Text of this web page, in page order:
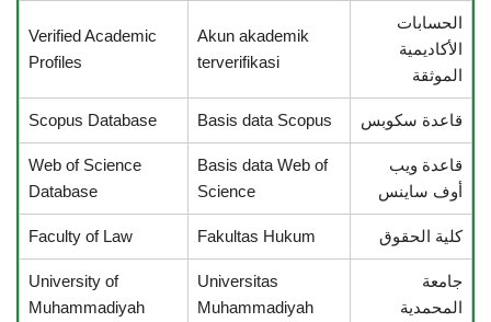
الحسابات
الأكاديمية
الموثقة
Akun akademik
terverifikasi
Verified Academic
Profiles
قاعدة سكوبس Basis data Scopus
Scopus Database
قاعدة ويب
أوف ساينس
Basis data Web of
Science
Web of Science
Database
كلية الحقوق Fakultas Hukum
Faculty of Law
جامعة
المحمدية
Universitas
Muhammadiyah
University of
Muhammadiyah